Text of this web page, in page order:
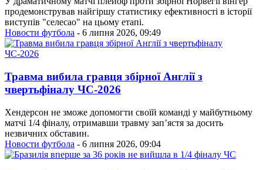
продемонстрував найгіршу статистику ефективності в історії
виступів "селесао" на цьому етапі.
Новости футбола - 6 липня 2026, 09:49
Травма вибила гравця збірної Англії з
чвертьфіналу ЧС-2026
Хендерсон не зможе допомогти своїй команді у майбутньому
матчі 1/4 фіналу, отримавши травму зап’ястя за досить
незвичних обставин.
Новости футбола - 6 липня 2026, 09:04